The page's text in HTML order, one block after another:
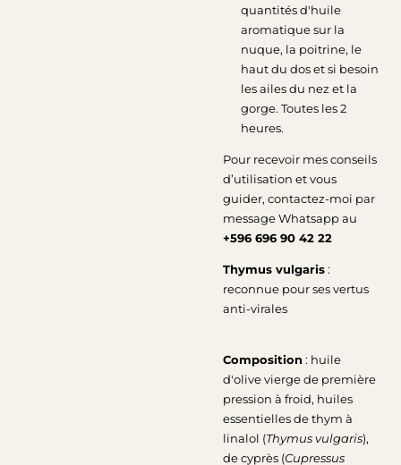
quantités d'huile
aromatique sur la
nuque, la poitrine, le
haut du dos et si besoin
les ailes du nez et la
gorge. Toutes les 2
heures.
Pour recevoir mes conseils
d’utilisation et vous
guider, contactez-moi par
message Whatsapp au
+596 696 90 42 22
Thymus vulgaris:
reconnue pour ses vertus
anti-virales
Composition : huile
d'olive vierge de première
pression à froid, huiles
essentielles de thym à
linalol (Thymus vulgaris),
de cyprès (Cupressus